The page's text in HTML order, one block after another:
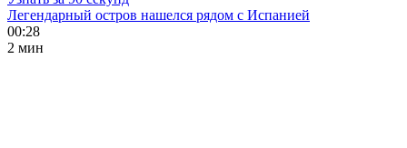
Легендарный остров нашелся рядом с Испанией
00:28
2 мин